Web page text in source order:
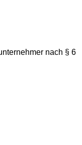
nach § 6